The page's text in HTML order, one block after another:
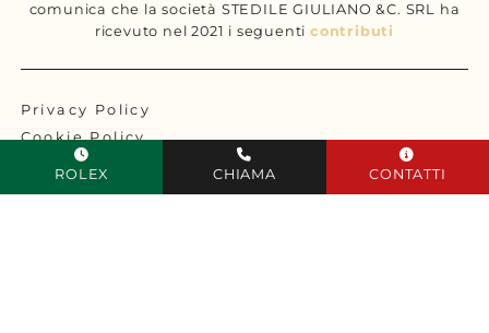
ROLEX CHIAMA CONTATTI
comunica che la società STEDILE GIULIANO &C. SRL ha
ricevuto nel 2021 i seguenticontributi
Privacy Policy
Cookie Policy
Sitemap
Designed by Tecnoprogress